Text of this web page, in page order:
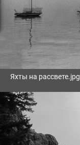
Яхты на рассвете.jpg